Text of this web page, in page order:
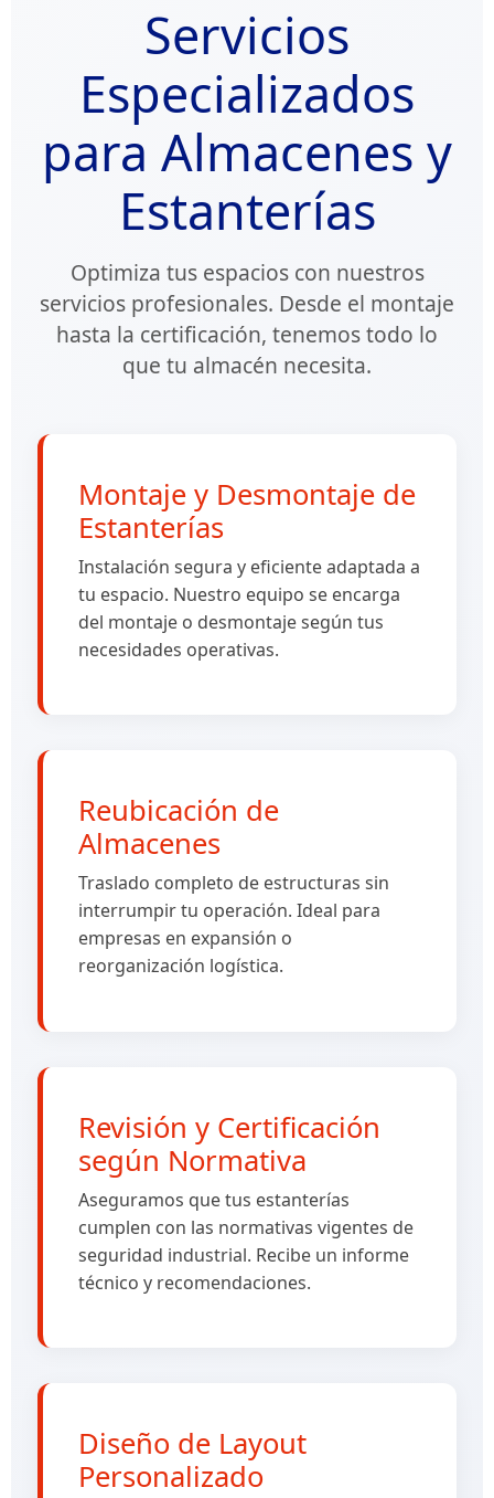
Servicios
Especializados
para Almacenes y
Estanterías
Optimiza tus espacios con nuestros
servicios profesionales. Desde el montaje
hasta la certificación, tenemos todo lo
que tu almacén necesita.
Montaje y Desmontaje de
Estanterías
Instalación segura y eficiente adaptada a
tu espacio. Nuestro equipo se encarga
del montaje o desmontaje según tus
necesidades operativas.
Reubicación de
Almacenes
Traslado completo de estructuras sin
interrumpir tu operación. Ideal para
empresas en expansión o
reorganización logística.
Revisión y Certificación
según Normativa
Aseguramos que tus estanterías
cumplen con las normativas vigentes de
seguridad industrial. Recibe un informe
técnico y recomendaciones.
Diseño de Layout
Personalizado